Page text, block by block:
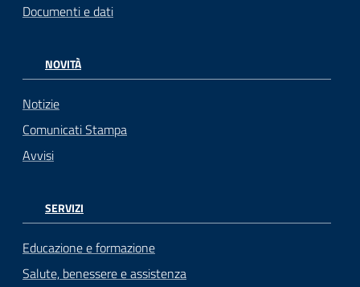
Documenti e dati
NOVITÀ
Notizie
Comunicati Stampa
Avvisi
SERVIZI
Educazione e formazione
Salute, benessere e assistenza